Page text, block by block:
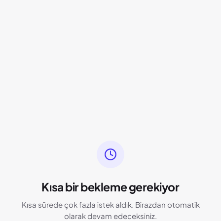
Kısa bir bekleme gerekiyor
Kısa sürede çok fazla istek aldık. Birazdan otomatik
olarak devam edeceksiniz.